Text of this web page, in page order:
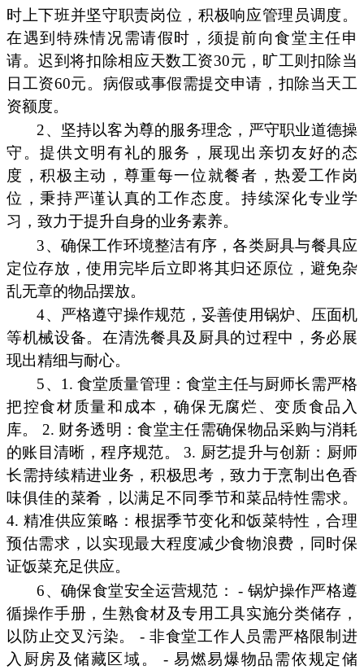
时上下班并坚守职责岗位，积极响应管理员调度。
在遇到特殊情况需请假时，须提前向食堂主任申
请。迟到将扣除相应天数工资30元，旷工则扣除当
日工资60元。病假或事假需提交申请，扣除当天工
资额度。
2、坚持以客为尊的服务理念，严守职业道德操
守。提供文明有礼的服务，展现出亲切友好的态
度，积极主动，尊重每一位就餐者，热爱工作岗
位，秉持严谨认真的工作态度。持续深化专业学
习，致力于提升自身的业务素养。
3、确保工作环境整洁有序，各类厨具与餐具应
定位存放，使用完毕后立即将其归还原位，避免杂
乱无章的物品摆放。
4、严格遵守操作规范，妥善使用锅炉、压面机
等机械设备。在清洗餐具及厨具的过程中，务必展
现出精细与耐心。
5、1. 食堂质量管理：食堂主任与厨师长需严格
把控食材质量和成本，确保无腐烂、变质食品入
库。 2. 财务透明：食堂主任需确保物品采购与消耗
的账目清晰，程序规范。 3. 厨艺提升与创新：厨师
长需持续精进业务，积极思考，致力于烹制出色香
味俱佳的菜肴，以满足不同季节和菜品特性需求。
4. 精准供应策略：根据季节变化和饭菜特性，合理
预估需求，以实现最大程度减少食物浪费，同时保
证饭菜充足供应。
6、确保食堂安全运营规范： - 锅炉操作严格遵
循操作手册，生熟食材及专用工具实施分类储存，
以防止交叉污染。 - 非食堂工作人员需严格限制进
入厨房及储藏区域。 - 易燃易爆物品需依规定储